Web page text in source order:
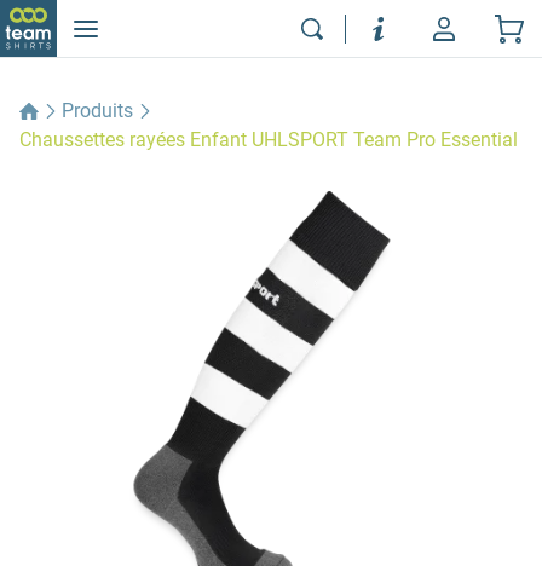
Produits
Chaussettes rayées Enfant UHLSPORT Team Pro Essential